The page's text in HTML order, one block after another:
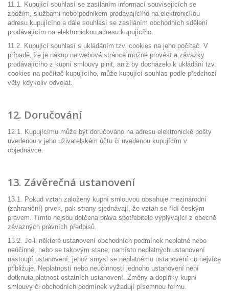
11.1. Kupující souhlasí se zasíláním informací souvisejících se
zbožím, službami nebo podnikem prodávajícího na elektronickou
adresu kupujícího a dále souhlasí se zasíláním obchodních sdělení
prodávajícím na elektronickou adresu kupujícího.
11.2. Kupující souhlasí s ukládáním tzv. cookies na jeho počítač. V
případě, že je nákup na webové stránce možné provést a závazky
prodávajícího z kupní smlouvy plnit, aniž by docházelo k ukládání tzv.
cookies na počítač kupujícího, může kupující souhlas podle předchozí
věty kdykoliv odvolat.
12. Doručování
12.1. Kupujícímu může být doručováno na adresu elektronické pošty
uvedenou v jeho uživatelském účtu či uvedenou kupujícím v
objednávce.
13. Závěrečná ustanovení
13.1. Pokud vztah založený kupní smlouvou obsahuje mezinárodní
(zahraniční) prvek, pak strany sjednávají, že vztah se řídí českým
právem. Tímto nejsou dotčena práva spotřebitele vyplývající z obecně
závazných právních předpisů.
13.2. Je-li některé ustanovení obchodních podmínek neplatné nebo
neúčinné, nebo se takovým stane, namísto neplatných ustanovení
nastoupí ustanovení, jehož smysl se neplatnému ustanovení co nejvíce
přibližuje. Neplatností nebo neúčinností jednoho ustanovení není
dotknuta platnost ostatních ustanovení. Změny a doplňky kupní
smlouvy či obchodních podmínek vyžadují písemnou formu.